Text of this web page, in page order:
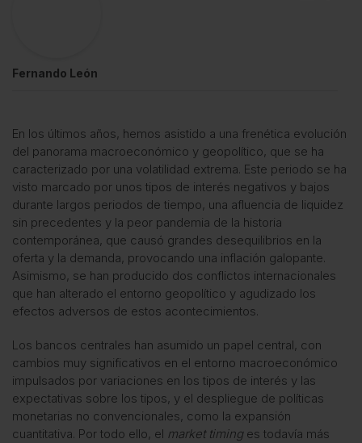
Fernando León
En los últimos años, hemos asistido a una frenética evolución
del panorama macroeconómico y geopolítico, que se ha
caracterizado por una volatilidad extrema. Este periodo se ha
visto marcado por unos tipos de interés negativos y bajos
durante largos periodos de tiempo, una afluencia de liquidez
sin precedentes y la peor pandemia de la historia
contemporánea, que causó grandes desequilibrios en la
oferta y la demanda, provocando una inflación galopante.
Asimismo, se han producido dos conflictos internacionales
que han alterado el entorno geopolítico y agudizado los
efectos adversos de estos acontecimientos.
Los bancos centrales han asumido un papel central, con
cambios muy significativos en el entorno macroeconómico
impulsados por variaciones en los tipos de interés y las
expectativas sobre los tipos, y el despliegue de políticas
monetarias no convencionales, como la expansión
cuantitativa. Por todo ello, el market timinges todavía más